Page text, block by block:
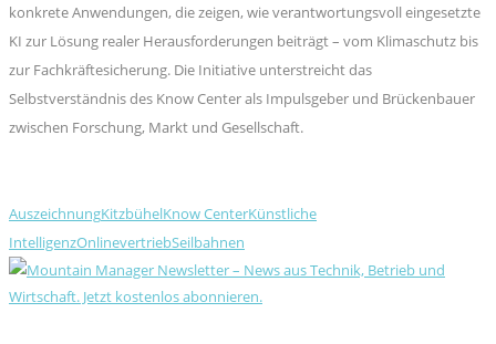
konkrete Anwendungen, die zeigen, wie verantwortungsvoll eingesetzte
KI zur Lösung realer Herausforderungen beiträgt – vom Klimaschutz bis
zur Fachkräftesicherung. Die Initiative unterstreicht das
Selbstverständnis des Know Center als Impulsgeber und Brückenbauer
zwischen Forschung, Markt und Gesellschaft.
AuszeichnungKitzbühelKnow CenterKünstliche
IntelligenzOnlinevertriebSeilbahnen